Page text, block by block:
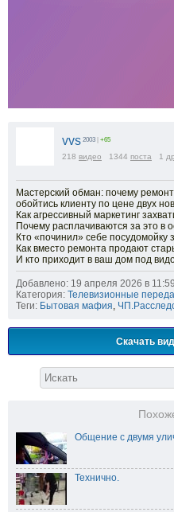
vvs 2003 +65
218 видео 1344 поста 1
Мастерский обман: почему
обойтись клиенту по цене двух
Как агрессивный маркетинг
Почему расплачиваются за это в
Кто «починил» себе посудомойку
Как вместо ремонта продают
И кто приходит в ваш дом под
Добавлено: 19 апреля 2026 в 11:59
Категория: Телевизионные
Теги: Бытовая мафия,
Скачать
Общение с двумя
Технично.